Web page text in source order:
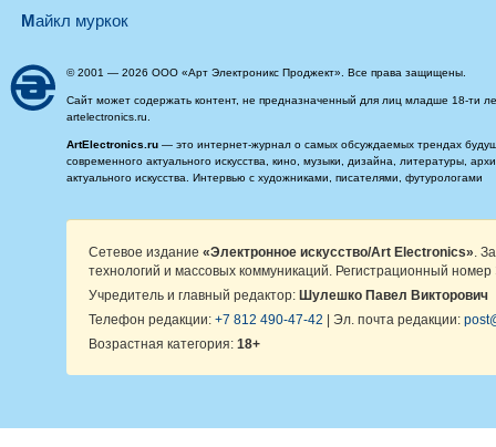
майкл муркок
© 2001 — 2026 ООО «Арт Электроникс Проджект». Все права защищены.
Сайт может содержать контент, не предназначенный для лиц младше 18-ти
artelectronics.ru.
ArtElectronics.ru — это интернет-журнал о самых обсуждаемых трендах
современного актуального искусства, кино, музыки, дизайна, литературы,
актуального искусства. Интервью с художниками, писателями, футурологами
Сетевое издание «Электронное искусство/Art Electronics» .
технологий и массовых коммуникаций. Регистрационный
Учредитель и главный редактор: Шулешко Павел Викторович
Телефон редакции: +7 812 490-47-42 | Эл. почта редакции:
Возрастная категория: 18+